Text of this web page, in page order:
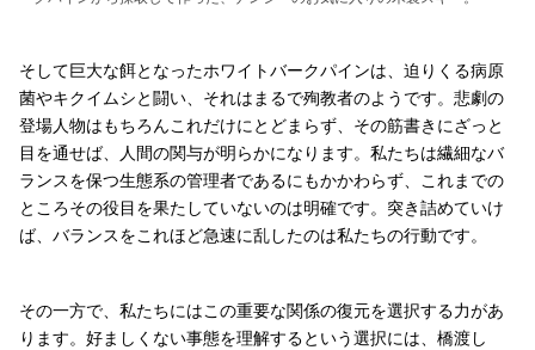
そして巨大な餌となったホワイトバークパインは、迫りくる病原
菌やキクイムシと闘い、それはまるで殉教者のようです。悲劇の
登場人物はもちろんこれだけにとどまらず、その筋書きにざっと
目を通せば、人間の関与が明らかになります。私たちは繊細なバ
ランスを保つ生態系の管理者であるにもかかわらず、これまでの
ところその役目を果たしていないのは明確です。突き詰めていけ
ば、バランスをこれほど急速に乱したのは私たちの行動です。
その一方で、私たちにはこの重要な関係の復元を選択する力があ
ります。好ましくない事態を理解するという選択には、橋渡し